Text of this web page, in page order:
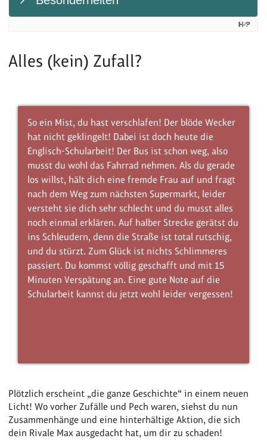
Alles (kein) Zufall?
So ein Mist, du hast verschlafen! Der blöde Wecker
hat nicht geklingelt! Dabei ist doch heute die
Englisch-Schularbeit! Der Bus ist schon weg, also
musst du wohl das Fahrrad nehmen. Als du gerade
los willst, hält dich eine fremde Frau auf und fragt
nach dem Weg zum nächsten Supermarkt, leider
versteht sie dich sehr schlecht und du musst alles
noch einmal erklären. Auf halber Strecke gerätst du
ins Schleudern, denn die Straße ist total rutschig,
und du stürzt. Zum Glück ist nichts Schlimmeres
passiert. Du kommst völlig geschafft und mit 15
Minuten Verspätung an. Eine gute Note auf die
Schularbeit kannst du jetzt wohl leider vergessen!
Wie konnte das nur passieren? Eine Serie von
Pleiten Pech und Pannen? Oder steckt womöglich
geläutet?
auszuschalten? Und die Fremde, die dich
Akzent wie Max! Und Moment mal: Die Straße war
Arbeitet nicht der Onkel von Max in einer
Plötzlich erscheint „die ganze Geschichte“ in einem neuen
Licht! Wo vorher Zufälle und Pech waren, siehst du nun
Zusammenhänge und eine hinterhältige Aktion, die sich
dein Rivale Max ausgedacht hat, um dir zu schaden!